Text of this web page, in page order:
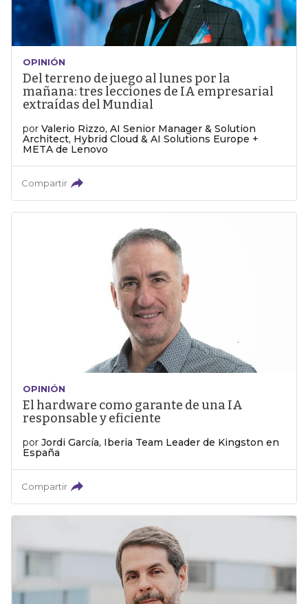
OPINIÓN
Del terreno de juego al lunes por la
mañana: tres lecciones de IA empresarial
extraídas del Mundial
por Valerio Rizzo, AI Senior Manager & Solution
Architect, Hybrid Cloud & AI Solutions Europe +
META de Lenovo
Compartir
OPINIÓN
El hardware como garante de una IA
responsable y eficiente
por Jordi García, Iberia Team Leader de Kingston en
España
Compartir